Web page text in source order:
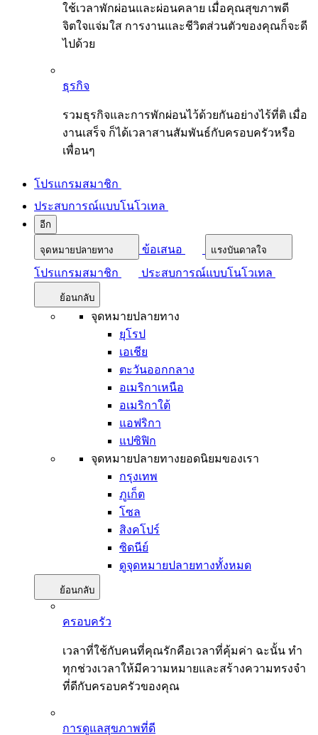
ใช้เวลาพักผ่อนและผ่อนคลาย เมื่อคุณสุขภาพดี
จิตใจแจ่มใส การงานและชีวิตส่วนตัวของคุณก็จะดี
ไปด้วย
ธุรกิจ
รวมธุรกิจและการพักผ่อนไว้ด้วยกันอย่างไร้ที่ติ เมื่อ
งานเสร็จ ก็ได้เวลาสานสัมพันธ์กับครอบครัวหรือ
เพื่อนๆ
โปรแกรมสมาชิก
ประสบการณ์แบบโนโวเทล
อีก
จุดหมายปลายทาง ข้อเสนอ แรงบันดาลใจ
โปรแกรมสมาชิก ประสบการณ์แบบโนโวเทล
ย้อนกลับ
จุดหมายปลายทาง
ยุโรป
เอเชีย
ตะวันออกกลาง
อเมริกาเหนือ
อเมริกาใต้
แอฟริกา
แปซิฟิก
จุดหมายปลายทางยอดนิยมของเรา
กรุงเทพ
ภูเก็ต
โซล
สิงคโปร์
ซิดนีย์
ดูจุดหมายปลายทางทั้งหมด
ย้อนกลับ
ครอบครัว
เวลาที่ใช้กับคนที่คุณรักคือเวลาที่คุ้มค่า ฉะนั้น ทำ
ทุกช่วงเวลาให้มีความหมายและสร้างความทรงจำ
ที่ดีกับครอบครัวของคุณ
การดูแลสุขภาพที่ดี